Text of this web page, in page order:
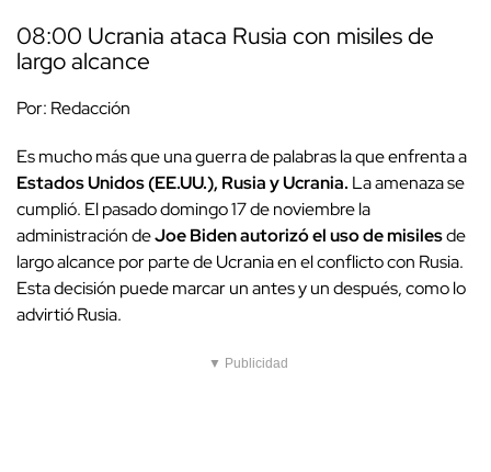
08:00 Ucrania ataca Rusia con misiles de
largo alcance
Por: Redacción
Es mucho más que una guerra de palabras la que enfrenta a
Estados Unidos (EE.UU.), Rusia y Ucrania. La amenaza se
cumplió. El pasado domingo 17 de noviembre la
administración deJoe Biden autorizó el uso de misilesde
largo alcance por parte de Ucrania en el conflicto con Rusia.
Esta decisión puede marcar un antes y un después, como lo
advirtió Rusia.
▼ Publicidad